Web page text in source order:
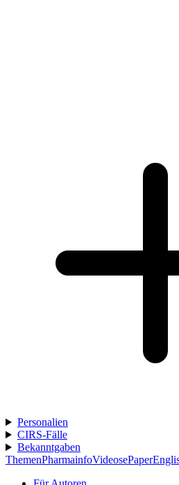
Personalien
CIRS-Fälle
Bekanntgaben
ThemenPharmainfoVideosePaper